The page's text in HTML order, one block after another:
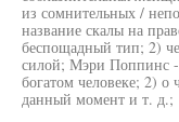
из сомнительных /
название скалы на
беспощадный тип; 2)
силой; Мэри Поппинс -
богатом человеке; 2) о
данный момент и т. д.;